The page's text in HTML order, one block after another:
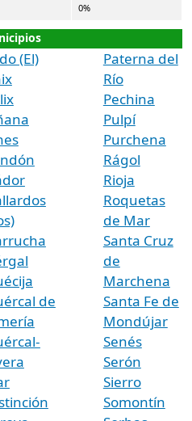
0%
(El)
de
Paterna del
Río
Pechina
Pulpí
Purchena
Rágol
Rioja
Roquetas
de Mar
Santa Cruz
de
Marchena
Santa Fe de
Mondújar
Senés
Serón
Sierro
Somontín